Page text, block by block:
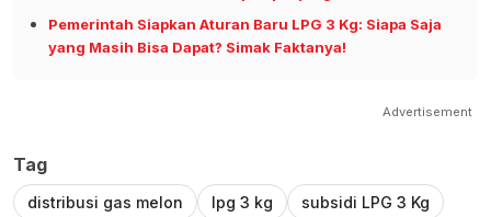
Pemerintah Siapkan Aturan Baru LPG 3 Kg: Siapa Saja
yang Masih Bisa Dapat? Simak Faktanya!
Advertisement
Tag
distribusi gas melon lpg 3 kg subsidi LPG 3 Kg